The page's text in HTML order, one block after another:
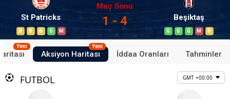
St Patricks
B B B G M
Maç Sonu
1 - 4 Beşiktaş
G G G M B
Yeni
Aksiyon Haritası
Yeni
İddaa Oranları Tahminler
FUTBOL GMT +00:00